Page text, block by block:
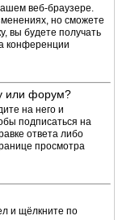
веб-браузере.
но сможете
вы будете получать
конференции
или форум?
на него и
подписаться на
ответа либо
просмотра
и щёлкните по